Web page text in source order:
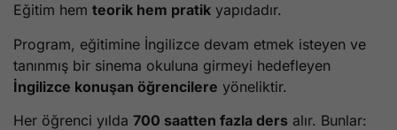
Eğitim hem teorik hem pratik yapıdadır.
Program, eğitimine İngilizce devam etmek isteyen ve
tanınmış bir sinema okuluna girmeyi hedefleyen
İngilizce konuşan öğrencilere yöneliktir.
Her öğrenci yılda 700 saatten fazla ders alır. Bunlar: